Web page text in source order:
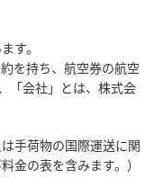
す。
を持ち、航空券の航空
「会社」とは、株式会
手荷物の国際運送に関
金の表を含みます。）